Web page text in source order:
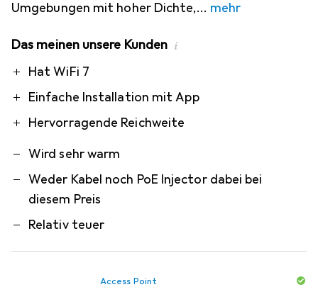
Umgebungen mit hoher Dichte, mehr
Das meinen unsere Kunden i
ProHat WiFi 7
Einfache Installation mit App
Hervorragende Reichweite
Contra
Wird sehr warm
Weder Kabel noch PoE Injector dabei bei
diesem Preis
Relativ teuer
Access Point